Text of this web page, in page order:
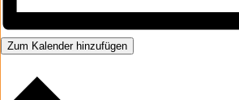
Zum Kalender hinzufügen